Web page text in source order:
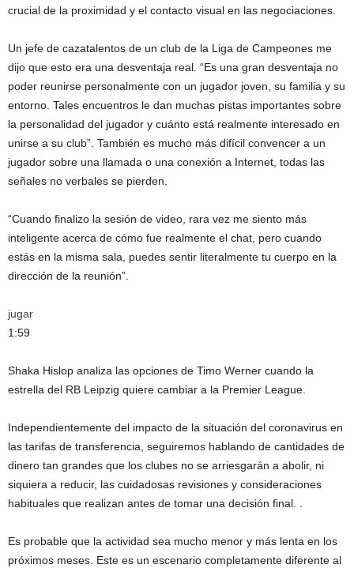
crucial de la proximidad y el contacto visual en las negociaciones.
Un jefe de cazatalentos de un club de la Liga de Campeones me
dijo que esto era una desventaja real. “Es una gran desventaja no
poder reunirse personalmente con un jugador joven, su familia y su
entorno. Tales encuentros le dan muchas pistas importantes sobre
la personalidad del jugador y cuánto está realmente interesado en
unirse a su club”. También es mucho más difícil convencer a un
jugador sobre una llamada o una conexión a Internet, todas las
señales no verbales se pierden.
“Cuando finalizo la sesión de video, rara vez me siento más
inteligente acerca de cómo fue realmente el chat, pero cuando
estás en la misma sala, puedes sentir literalmente tu cuerpo en la
dirección de la reunión”.
jugar
1:59
Shaka Hislop analiza las opciones de Timo Werner cuando la
estrella del RB Leipzig quiere cambiar a la Premier League.
Independientemente del impacto de la situación del coronavirus en
las tarifas de transferencia, seguiremos hablando de cantidades de
dinero tan grandes que los clubes no se arriesgarán a abolir, ni
siquiera a reducir, las cuidadosas revisiones y consideraciones
habituales que realizan antes de tomar una decisión final. .
Es probable que la actividad sea mucho menor y más lenta en los
próximos meses. Este es un escenario completamente diferente al